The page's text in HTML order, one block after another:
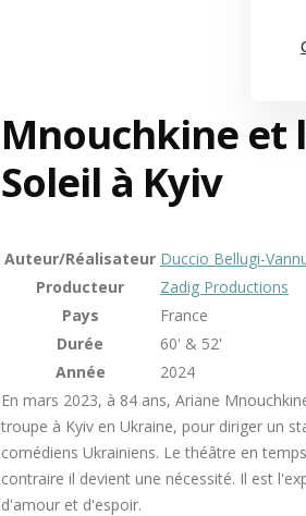
Mnouchkine et
Soleil à Kyiv
Auteur/Réalisateur Duccio Bellugi-
Producteur
Zadig Productions
Pays
France
Durée
60' & 52'
Année
2024
En mars 2023, à 84 ans, Ariane
troupe à Kyiv en Ukraine, pour diriger un
comédiens Ukrainiens. Le théâtre en
contraire il devient une nécessité. Il est
d'amour et d'espoir.